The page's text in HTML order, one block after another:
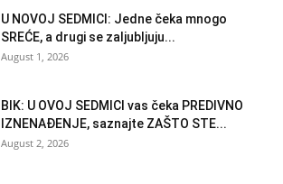
U NOVOJ SEDMICI: Jedne čeka mnogo
SREĆE, a drugi se zaljubljuju...
August 1, 2026
BIK: U OVOJ SEDMICI vas čeka PREDIVNO
IZNENAĐENJE, saznajte ZAŠTO STE...
August 2, 2026